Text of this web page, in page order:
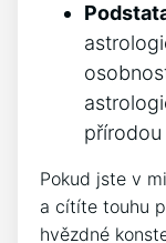
přírodou
Pokud jste v
a cítíte touhu
hvězdné